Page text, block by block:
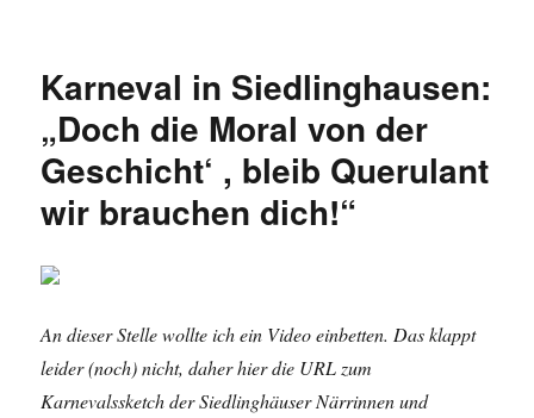
Karneval in Siedlinghausen:
„Doch die Moral von der
Geschicht‘ , bleib Querulant
wir brauchen dich!“
An dieser Stelle wollte ich ein Video einbetten. Das klappt
leider (noch) nicht, daher hier die URL zum
Karnevalssketch der Siedlinghäuser Närrinnen und